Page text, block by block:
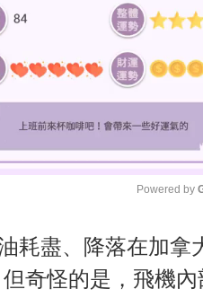
M
u
t
Powered by
耗盡、降落在加拿
奇怪的是，飛機